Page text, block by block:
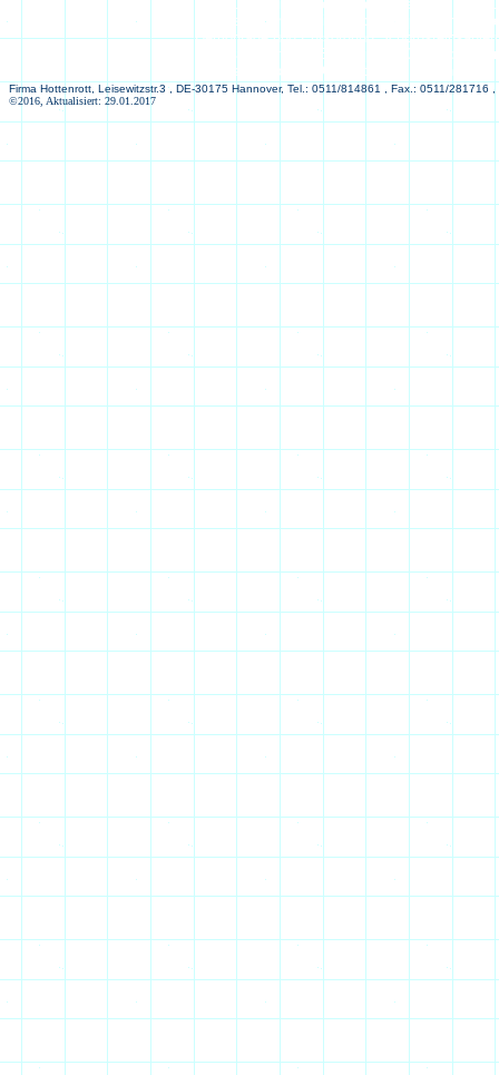
Strahlungsheizflächen (Wand-, Decken- und
bei uns finden Sie sicherlich den passenden
Demontage und Entsorgung
Wohnraumlüftung) Energiepass, Gebäude-
Neuinstallation von Gasleitungen Gasanträge
Firma Hottenrott, Leisewitzstr.3 , DE-30175 Hannover, Tel.: 0511/814861 , Fax.: 0511/281716
©2016, Aktualisiert: 29.01.2017